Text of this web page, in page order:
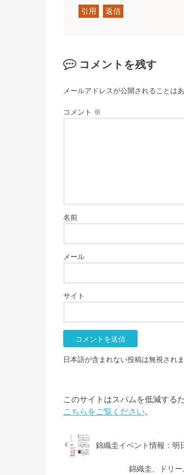
引用 返信
コメントを残す
メールアドレスが公開されることはあ
コメント ※
名前
メール
サイト
日本語が含まれない投稿は無視され
このサイトはスパムを低減する
こちらをご覧ください。
錦織圭イベント情報：明
錦織圭、ドリ